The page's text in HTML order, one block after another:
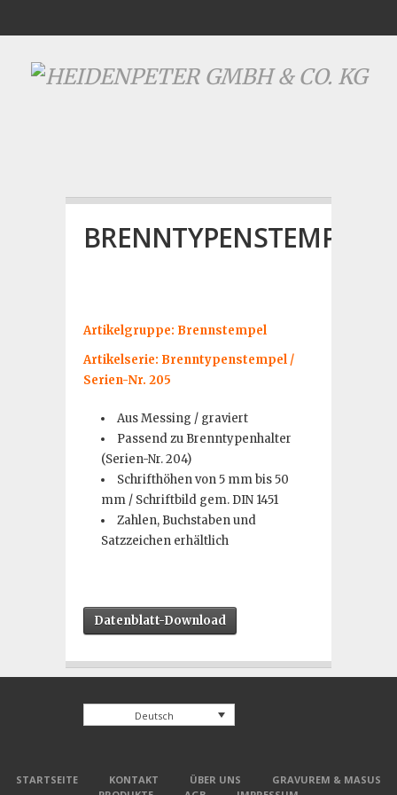
BRENNTYPENSTEMPEL
Artikelgruppe: Brennstempel
Artikelserie: Brenntypenstempel /
Serien-Nr. 205
Aus Messing / graviert
Passend zu Brenntypenhalter
(Serien-Nr. 204)
Schrifthöhen von 5 mm bis 50
mm / Schriftbild gem. DIN 1451
Zahlen, Buchstaben und
Satzzeichen erhältlich
Datenblatt-Download
Deutsch
STARTSEITE KONTAKT ÜBER UNS
GRAVUREM & MASUS